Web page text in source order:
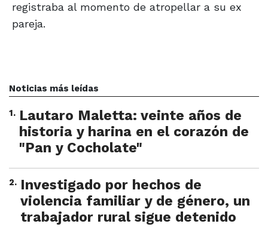
registraba al momento de atropellar a su ex
pareja.
Noticias más leídas
1. Lautaro Maletta: veinte años de
historia y harina en el corazón de
"Pan y Cocholate"
2. Investigado por hechos de
violencia familiar y de género, un
trabajador rural sigue detenido